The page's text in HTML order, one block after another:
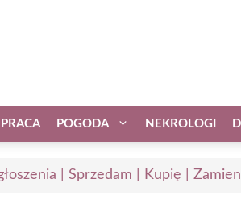
PRACA POGODA NEKROLOGI
| Sprzedam | Kupię |